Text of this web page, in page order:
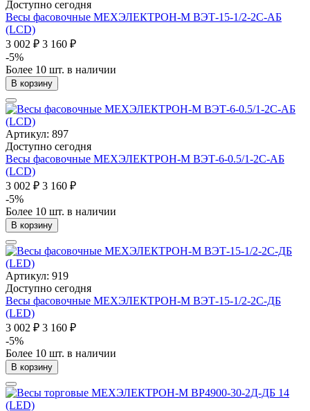
Доступно сегодня
Весы фасовочные МЕХЭЛЕКТРОН-М ВЭТ-15-1/2-2С-АБ
(LCD)
3 002 ₽ 3 160 ₽
-5%
Более 10 шт. в наличии
В корзину
Артикул: 897
Доступно сегодня
Весы фасовочные МЕХЭЛЕКТРОН-М ВЭТ-6-0.5/1-2С-АБ
(LCD)
3 002 ₽ 3 160 ₽
-5%
Более 10 шт. в наличии
В корзину
Артикул: 919
Доступно сегодня
Весы фасовочные МЕХЭЛЕКТРОН-М ВЭТ-15-1/2-2С-ДБ
(LED)
3 002 ₽ 3 160 ₽
-5%
Более 10 шт. в наличии
В корзину